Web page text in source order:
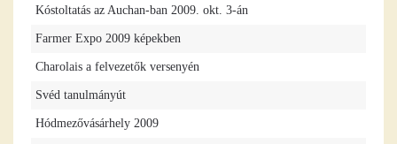
Kóstoltatás az Auchan-ban 2009. okt. 3-án
Farmer Expo 2009 képekben
Charolais a felvezetők versenyén
Svéd tanulmányút
Hódmezővásárhely 2009